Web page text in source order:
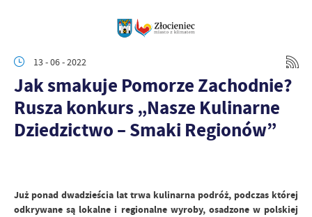
13 - 06 - 2022
Jak smakuje Pomorze Zachodnie?
Rusza konkurs „Nasze Kulinarne
Dziedzictwo – Smaki Regionów”
Już ponad dwadzieścia lat trwa kulinarna podróż, podczas której
odkrywane są lokalne i regionalne wyroby, osadzone w polskiej